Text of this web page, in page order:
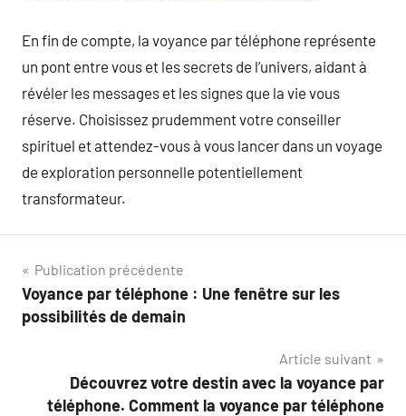
En fin de compte, la voyance par téléphone représente
un pont entre vous et les secrets de l’univers, aidant à
révéler les messages et les signes que la vie vous
réserve. Choisissez prudemment votre conseiller
spirituel et attendez-vous à vous lancer dans un voyage
de exploration personnelle potentiellement
transformateur.
Navigation
de
Publication précédente
Voyance par téléphone : Une fenêtre sur les
possibilités de demain
Article suivant
Découvrez votre destin avec la voyance par
téléphone. Comment la voyance par téléphone